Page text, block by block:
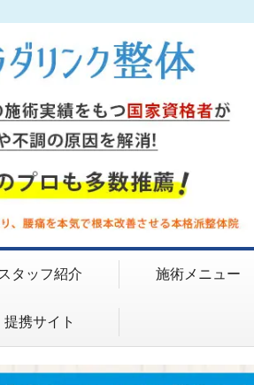
タッフ紹介 施術メニュー
提携サイト